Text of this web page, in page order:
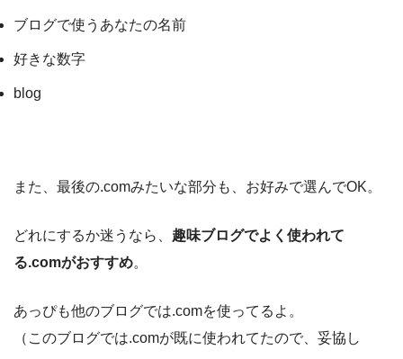
ブログで使うあなたの名前
好きな数字
blog
また、最後の.comみたいな部分も、お好みで選んでOK。
どれにするか迷うなら、 趣味ブログでよく使われて
る.comがおすすめ。
あっぴも他のブログでは.comを使ってるよ。
（このブログでは.comが既に使われてたので、妥協し